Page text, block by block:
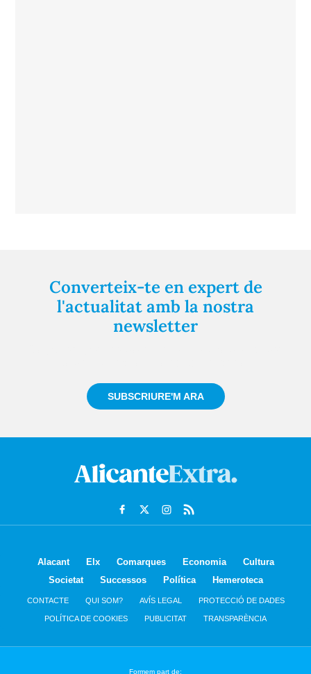
Converteix-te en expert de
l'actualitat amb la nostra
newsletter
SUBSCRIURE'M ARA
Alacant Elx Comarques Economia
Cultura
Societat
Successos Política Hemeroteca
CONTACTE QUI SOM? AVÍS LEGAL PROTECCIÓ DE DADES
POLÍTICA DE COOKIES PUBLICITAT TRANSPARÈNCIA
Formem part de: